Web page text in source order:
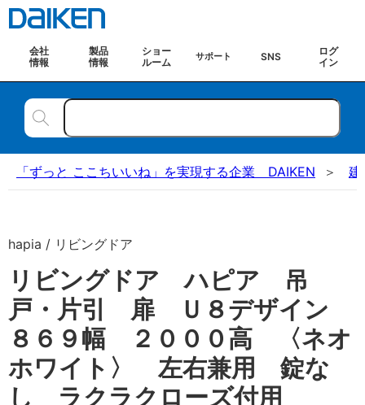
会社
情報
製品
情報
ショー
ルーム
サポート SNS
ログ
イン
「ずっと ここちいいね」を実現する企業 DAIKEN 建
hapia / リビングドア
リビングドア ハピア 吊
戸・片引 扉 Ｕ８デザイン
８６９幅 ２０００高 〈ネオ
ホワイト〉 左右兼用 錠な
し ラクラクローズ付用